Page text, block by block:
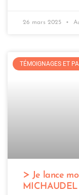
26 mars 2025
TÉMOIGNAGES ET
Je lance
MICHAUDEL